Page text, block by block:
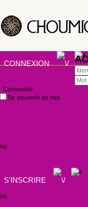
CONNEXION
Connexion
Se souvenir de moi
ou
S'INSCRIRE
ou